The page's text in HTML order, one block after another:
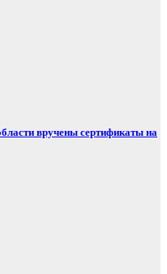
вручены сертификаты на